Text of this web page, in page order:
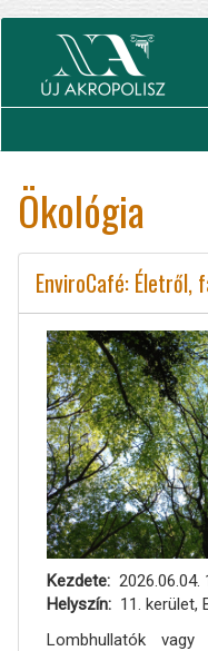
tartalomra
Ökológia
EnviroCafé:
Kezdete
2026.06.04.
Helyszín
11. kerület,
Lombhullatók vagy